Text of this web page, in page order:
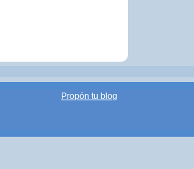
Propón tu blog